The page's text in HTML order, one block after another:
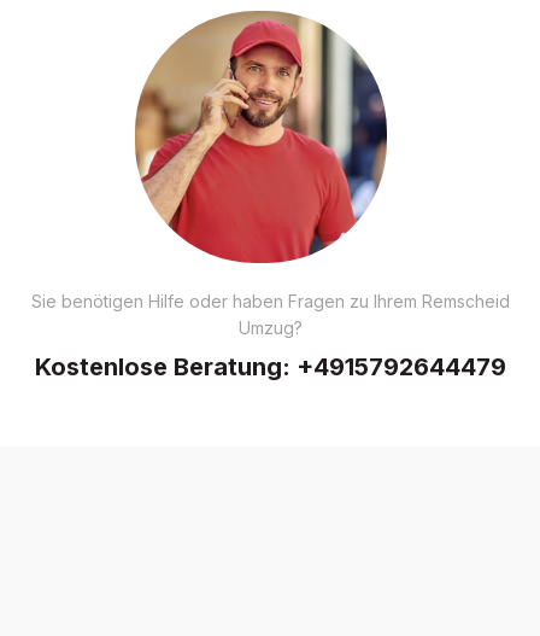
Sie benötigen Hilfe oder haben Fragen zu Ihrem Remscheid
Umzug?
Kostenlose Beratung: +4915792644479